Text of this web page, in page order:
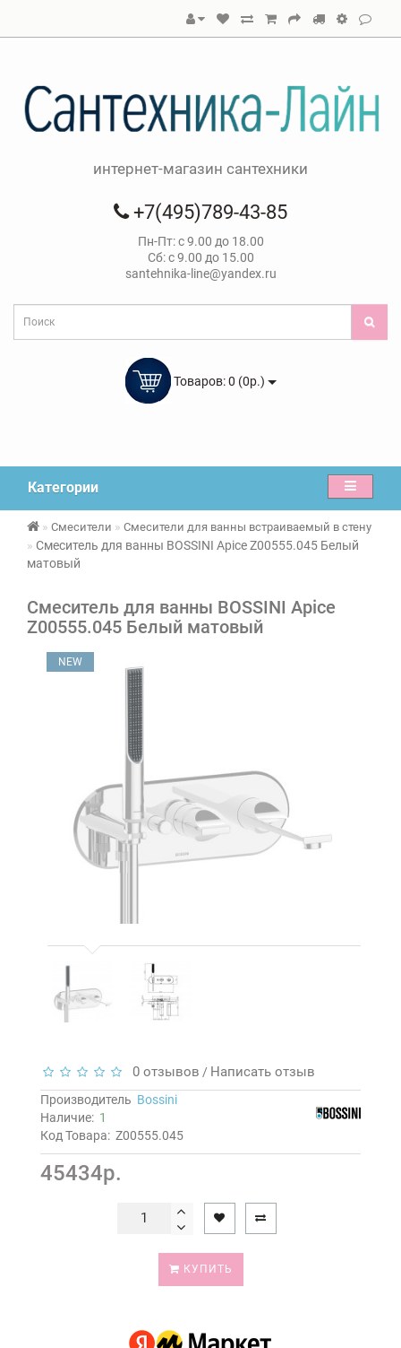
интернет-магазин сантехники
+7(495)789-43-85
Пн-Пт: с 9.00 до 18.00
Сб: с 9.00 до 15.00
santehnika-line@yandex.ru
Товаров: 0 (0р.)
Категории
Смесители Смесители для ванны встраиваемый в стену
Смеситель для ванны BOSSINI Apice Z00555.045 Белый
матовый
Смеситель для ванны BOSSINI Apice
Z00555.045 Белый матовый
NEW
0 отзывов / Написать отзыв
Производитель Bossini
Наличие: 1
Код Товара: Z00555.045
45434р.
КУПИТЬ